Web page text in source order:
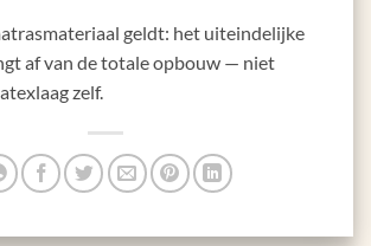
geldt: het uiteindelijke
af van de totale opbouw — niet
zelf.